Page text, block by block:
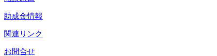
助成金情報
関連リンク
お問合せ